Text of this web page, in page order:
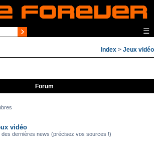
☰
Index > Jeux vidéo
Forum
vidéo
des dernières news (précisez vos sources !)